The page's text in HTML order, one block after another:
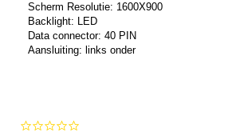
Scherm Resolutie: 1600X900
Backlight: LED
Data connector: 40 PIN
Aansluiting: links onder